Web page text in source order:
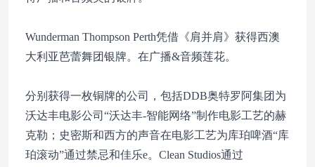
Wunderman Thompson Perth凭借《肩并肩》获得西澳
大利亚芭蕾舞团银牌。在广播&音频莲花。
分别获得一枚铜牌的公司，包括DDB奥特罗阿集团为
沃达丰电影公司“沃达丰-智能网络”制作电影工艺的赫
克勒；史密斯和西方的声音在电影工艺为库珀啤酒“库
珀滚动”通过禁忌和佳乐e。Clean Studios通过